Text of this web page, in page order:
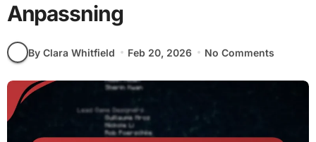
Anpassning
By Clara Whitfield Feb 20, 2026 No Comments